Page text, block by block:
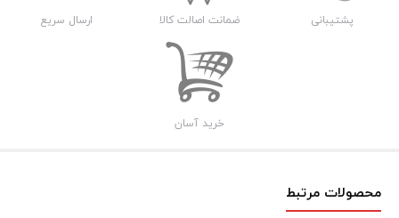
پشتیبانی ضمانت اصالت کالا ارسال سریع
خرید آسان
محصولات مرتبط